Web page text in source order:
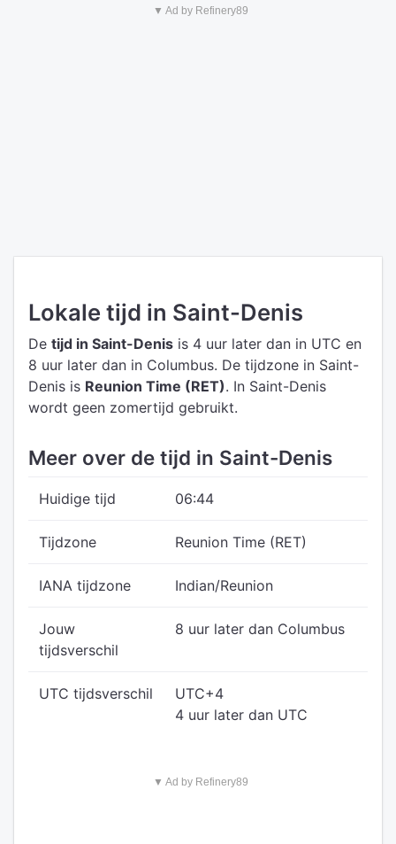
▼ Ad by Refinery89
Lokale tijd in Saint-Denis
De tijd in Saint-Denis is 4 uur later dan in UTC en
8 uur later dan in Columbus. De tijdzone in Saint-
Denis is Reunion Time (RET). In Saint-Denis
wordt geen zomertijd gebruikt.
Meer over de tijd in Saint-Denis
Huidige tijd 06:44
Tijdzone Reunion Time (RET)
IANA tijdzone Indian/Reunion
Jouw
tijdsverschil
8 uur later dan Columbus
UTC tijdsverschil
UTC+4
4 uur later dan UTC
▼ Ad by Refinery89